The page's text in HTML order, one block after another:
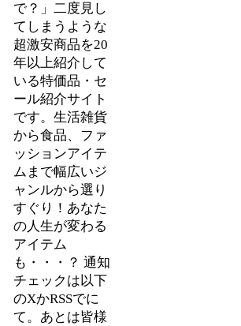
で？」二度見し
てしまうような
超激安商品を20
年以上紹介して
いる特価品・セ
ール紹介サイト
です。生活雑貨
から食品、ファ
ッションアイテ
ムまで幅広いジ
ャンルから選り
すぐり！あなた
の人生が変わる
アイテム
も・・・？ 通知
チェックは以下
のXかRSSでに
て。あとは皆様